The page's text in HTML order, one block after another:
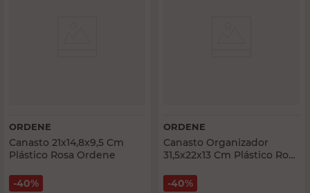
ORDENE
Canasto 21x14,8x9,5 Cm
Plástico Rosa Ordene
40%
ORDENE
Canasto Organizador
31,5x22x13 Cm Plástico Rosa
40%